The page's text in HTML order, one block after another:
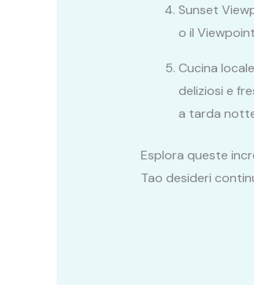
Sunset
o il
Cucina
deliziosi e
a tarda
Esplora queste
Tao desideri